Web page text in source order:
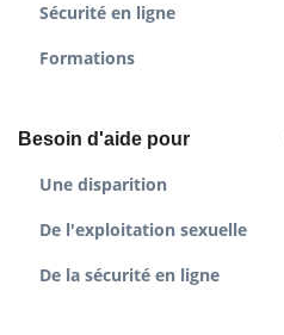
Sécurité en ligne
Formations
Besoin d'aide pour
Une disparition
De l'exploitation sexuelle
De la sécurité en ligne